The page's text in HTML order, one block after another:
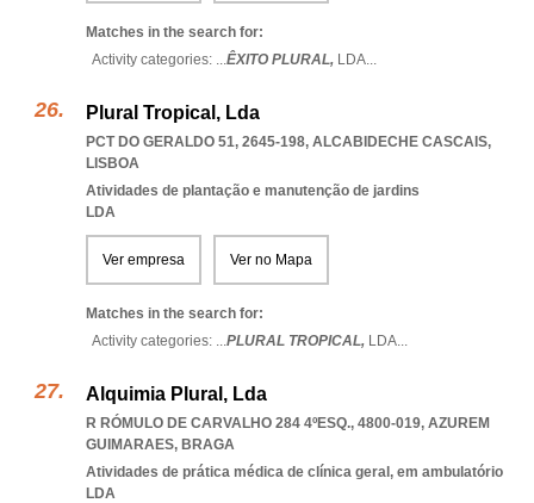
Matches in the search for:
Activity categories: ...ÊXITO PLURAL, LDA...
Plural Tropical, Lda
PCT DO GERALDO 51, 2645-198, ALCABIDECHE CASCAIS,
LISBOA
Atividades de plantação e manutenção de jardins
LDA
Ver empresa Ver no Mapa
Matches in the search for:
Activity categories: ...PLURAL TROPICAL, LDA...
Alquimia Plural, Lda
R RÓMULO DE CARVALHO 284 4ºESQ., 4800-019, AZUREM
GUIMARAES, BRAGA
Atividades de prática médica de clínica geral, em ambulatório
LDA